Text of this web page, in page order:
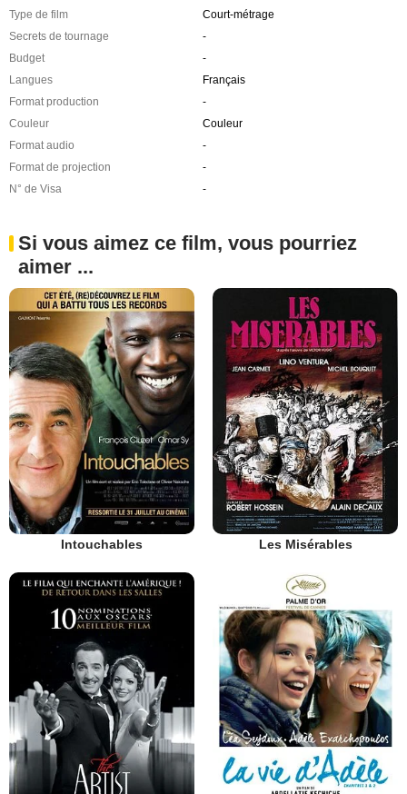
Type de film
Court-métrage
Secrets de tournage
-
Budget
-
Langues
Français
Format production
-
Couleur
Couleur
Format audio
-
Format de projection
-
N° de Visa
-
Si vous aimez ce film, vous pourriez
aimer ...
Intouchables Les Misérables